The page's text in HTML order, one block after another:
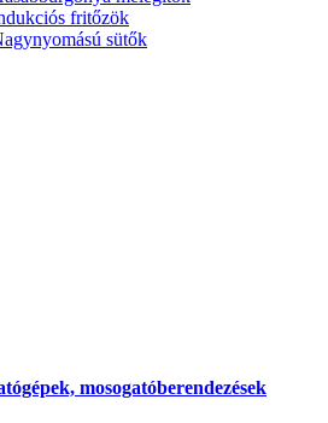
fritőzök
sütők
mosogatóberendezések